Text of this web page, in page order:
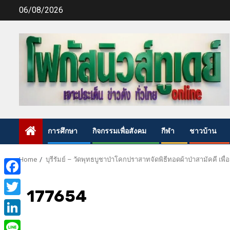
06/08/2026
การศึกษา กิจกรรมเพื่อสังคม กีฬา ชาวบ้าน
Home บุรีรัมย์ – วัดพุทธบูชาป่าโคกปราสาทจัดพิธีทอดผ้าป่าสามัคคี เพื่
177654
Facebook
Twitter
LinkedIn